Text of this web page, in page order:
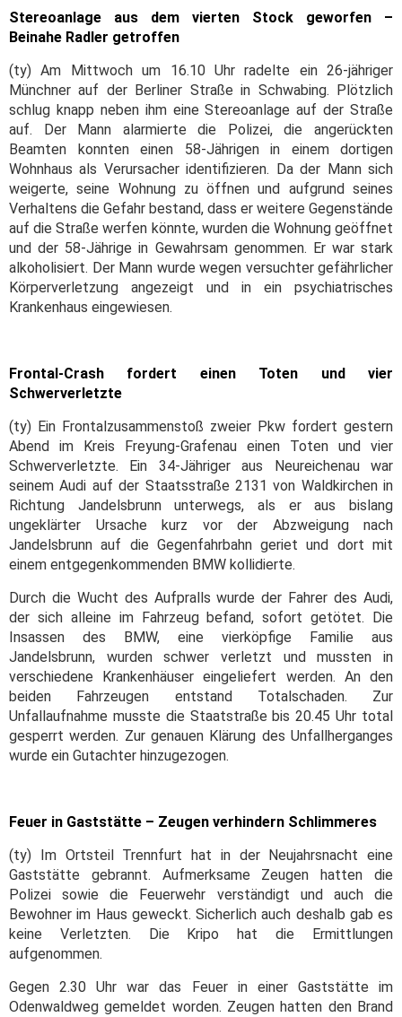
Stereoanlage aus dem vierten Stock geworfen –
Beinahe Radler getroffen
(ty) Am Mittwoch um 16.10 Uhr radelte ein 26-jähriger
Münchner auf der Berliner Straße in Schwabing. Plötzlich
schlug knapp neben ihm eine Stereoanlage auf der Straße
auf. Der Mann alarmierte die Polizei, die angerückten
Beamten konnten einen 58-Jährigen in einem dortigen
Wohnhaus als Verursacher identifizieren. Da der Mann sich
weigerte, seine Wohnung zu öffnen und aufgrund seines
Verhaltens die Gefahr bestand, dass er weitere Gegenstände
auf die Straße werfen könnte, wurden die Wohnung geöffnet
und der 58-Jährige in Gewahrsam genommen. Er war stark
alkoholisiert. Der Mann wurde wegen versuchter gefährlicher
Körperverletzung angezeigt und in ein psychiatrisches
Krankenhaus eingewiesen.
Frontal-Crash fordert einen Toten und vier
Schwerverletzte
(ty) Ein Frontalzusammenstoß zweier Pkw fordert gestern
Abend im Kreis Freyung-Grafenau einen Toten und vier
Schwerverletzte. Ein 34-Jähriger aus Neureichenau war
seinem Audi auf der Staatsstraße 2131 von Waldkirchen in
Richtung Jandelsbrunn unterwegs, als er aus bislang
ungeklärter Ursache kurz vor der Abzweigung nach
Jandelsbrunn auf die Gegenfahrbahn geriet und dort mit
einem entgegenkommenden BMW kollidierte.
Durch die Wucht des Aufpralls wurde der Fahrer des Audi,
der sich alleine im Fahrzeug befand, sofort getötet. Die
Insassen des BMW, eine vierköpfige Familie aus
Jandelsbrunn, wurden schwer verletzt und mussten in
verschiedene Krankenhäuser eingeliefert werden. An den
beiden Fahrzeugen entstand Totalschaden. Zur
Unfallaufnahme musste die Staatstraße bis 20.45 Uhr total
gesperrt werden. Zur genauen Klärung des Unfallherganges
wurde ein Gutachter hinzugezogen.
Feuer in Gaststätte – Zeugen verhindern Schlimmeres
(ty) Im Ortsteil Trennfurt hat in der Neujahrsnacht eine
Gaststätte gebrannt. Aufmerksame Zeugen hatten die
Polizei sowie die Feuerwehr verständigt und auch die
Bewohner im Haus geweckt. Sicherlich auch deshalb gab es
keine Verletzten. Die Kripo hat die Ermittlungen
aufgenommen.
Gegen 2.30 Uhr war das Feuer in einer Gaststätte im
Odenwaldweg gemeldet worden. Zeugen hatten den Brand